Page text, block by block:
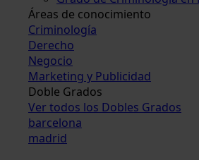
Áreas de conocimiento
Criminología
Derecho
Negocio
Marketing y Publicidad
Doble Grados
Ver todos los Dobles Grados
barcelona
madrid